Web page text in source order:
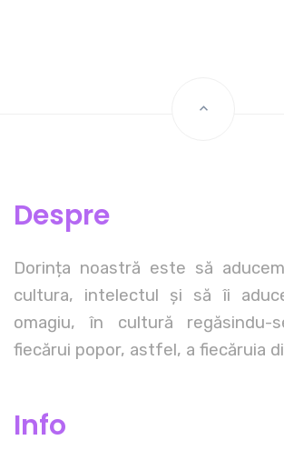
Despre
Dorința noastră este să
cultura, intelectul și să îi
omagiu, în cultură regăsindu-
fiecărui popor, astfel, a fiecăruia
Info